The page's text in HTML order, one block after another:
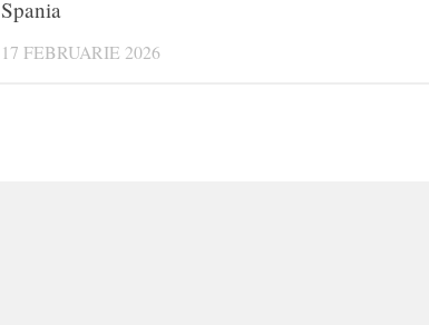
Spania
17 FEBRUARIE 2026